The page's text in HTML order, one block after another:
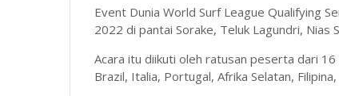
Event Dunia World Surf League Qualifying
2022 di pantai Sorake, Teluk Lagundri, Nias
Acara itu diikuti oleh ratusan peserta dari 16
Brazil, Italia, Portugal, Afrika Selatan,